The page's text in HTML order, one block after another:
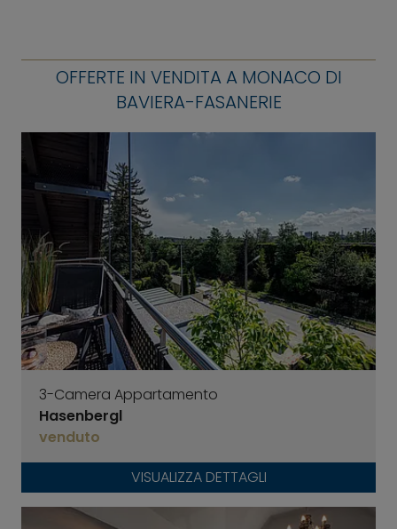
OFFERTE IN VENDITA A MONACO DI
BAVIERA-FASANERIE
3-Camera Appartamento
Hasenbergl
venduto
VISUALIZZA DETTAGLI